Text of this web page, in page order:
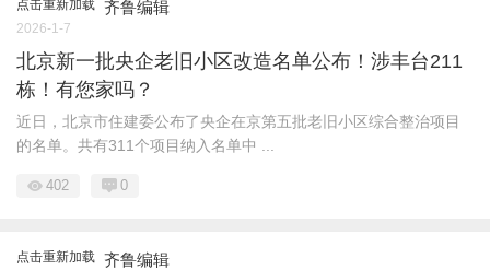
点击重新加载 齐鲁编辑
2026-1-7
北京新一批央企老旧小区改造名单公布！涉丰台211
栋！有您家吗？
近日，北京市住建委公布了央企在京第五批老旧小区综合整治项目
的名单。共有311个项目纳入名单中 ...
402 0
点击重新加载 齐鲁编辑